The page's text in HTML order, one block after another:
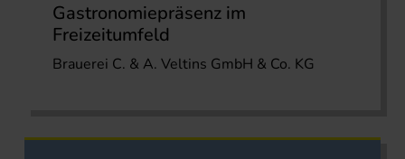
Gastronomiepräsenz im
Freizeitumfeld
Brauerei C. & A. Veltins GmbH & Co. KG